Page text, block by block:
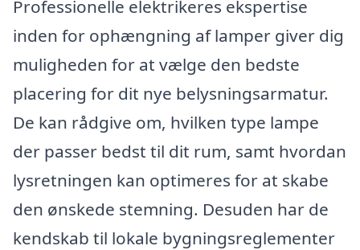
Professionelle elektrikeres ekspertise
inden for ophængning af lamper giver dig
muligheden for at vælge den bedste
placering for dit nye belysningsarmatur.
De kan rådgive om, hvilken type lampe
der passer bedst til dit rum, samt hvordan
lysretningen kan optimeres for at skabe
den ønskede stemning. Desuden har de
kendskab til lokale bygningsreglementer